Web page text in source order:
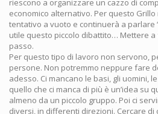
riescono a organizzare un cazzo di
economico alternativo. Per questo
tentativo a vuoto e continuerà a parlare
utile questo piccolo dibattito… Mettere
passo.
Per questo tipo di lavoro non servono,
persone. Non potremmo neppure fare
adesso. Ci mancano le basi, gli uomini,
quello che ci manca di più è un’idea su
almeno da un piccolo gruppo. Poi ci
diversi, in differenti direzioni. Cercare